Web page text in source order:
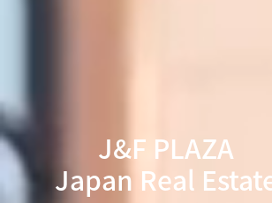
J&F PLAZA
Japan Real